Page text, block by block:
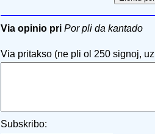
Via opinio pri Por pli da kantado
Via pritakso (ne pli ol 250 signoj,
Subskribo: